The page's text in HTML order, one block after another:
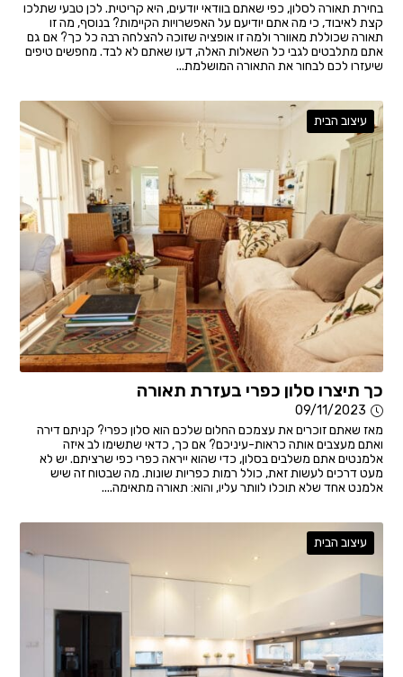
בחירת תאורה לסלון, כפי שאתם בוודאי יודעים, היא קריטית. לכן טבעי שתלכו
קצת לאיבוד, כי מה אתם יודיעם על האפשרויות הקיימות? בנוסף, מה זו
תאורה שכוללת מאוורר ולמה זו אופציה שזוכה להצלחה רבה כל כך? אם גם
אתם מתלבטים לגבי כל השאלות האלה, דעו שאתם לא לבד. מחפשים טיפים
שיעזרו לכם לבחור את התאורה המושלמת...
עיצוב הבית
כך תיצרו סלון כפרי בעזרת תאורה
09/11/2023
מאז שאתם זוכרים את עצמכם החלום שלכם הוא סלון כפרי? קניתם דירה
ואתם מעצבים אותה כראות-עיניכם? אם כך, כדאי שתשימו לב איזה
אלמנטים אתם משלבים בסלון, כדי שהוא ייראה כפרי כפי שרציתם. יש לא
מעט דרכים לעשות זאת, כולל רמות כפריות שונות. מה שבטוח זה שיש
אלמנט אחד שלא תוכלו לוותר עליו, והוא: תאורה מתאימה....
עיצוב הבית